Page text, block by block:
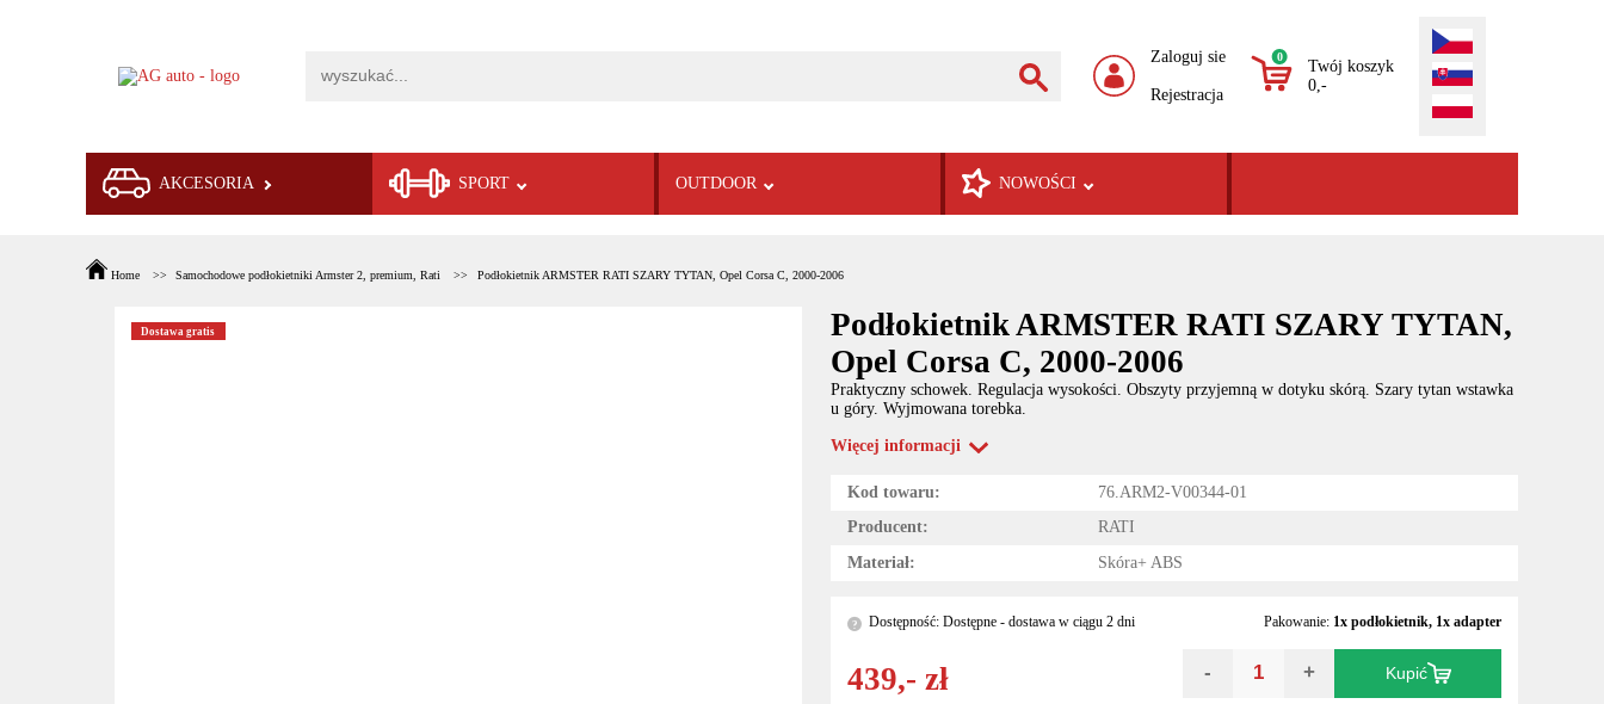
Zaloguj sie
Rejestracja
0
Twój koszyk
0,-
AKCESORIA SPORT OUTDOOR NOWOŚCI
Home Samochodowe podłokietniki Armster 2, premium, Rati Podłokietnik ARMSTER RATI SZARY TYTAN, Opel Corsa C, 2000-2006
Dostawa gratis
Podłokietnik ARMSTER RATI SZARY TYTAN,
Opel Corsa C, 2000-2006
Praktyczny schowek. Regulacja wysokości. Obszyty przyjemną w dotyku skórą. Szary tytan wstawka
u góry. Wyjmowana torebka.
Więcej informacji
Kod towaru:
76.ARM2-V00344-01
Producent:
RATI
Materiał:
Skóra+ ABS
? Dostępność: Dostępne - dostawa w ciągu 2 dni Pakowanie: 1x podłokietnik, 1x adapter
439,- zł - + Kupić